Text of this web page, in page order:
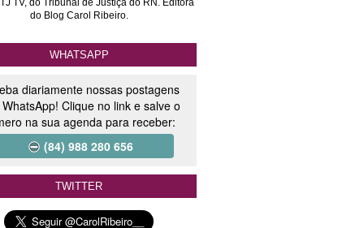
TV, do Tribunal de Justiça do RN. Editora
do Blog Carol Ribeiro.
WHATSAPP
diariamente nossas postagens
Clique no link e salve o
na sua agenda para receber:
(84) 988 280 656
TWITTER